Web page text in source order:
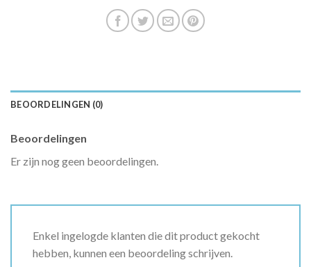
BEOORDELINGEN (0)
Beoordelingen
Er zijn nog geen beoordelingen.
Enkel ingelogde klanten die dit product gekocht
hebben, kunnen een beoordeling schrijven.